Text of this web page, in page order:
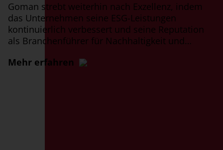
Goman strebt weiterhin nach Exzellenz, indem
das Unternehmen seine ESG-Leistungen
kontinuierlich verbessert und seine Reputation
als Branchenführer für Nachhaltigkeit und…
Mehr erfahren